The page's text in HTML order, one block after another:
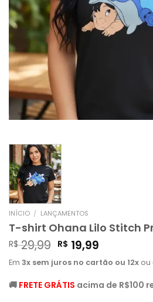
INÍCIO / LANÇAMENTOS
T-shirt Ohana Lilo Stitch
R$29,99 R$ 19,99
Em 3x sem juros no cartão ou 12x ou
🚚 FRETE GRÁTIS acima de R$100